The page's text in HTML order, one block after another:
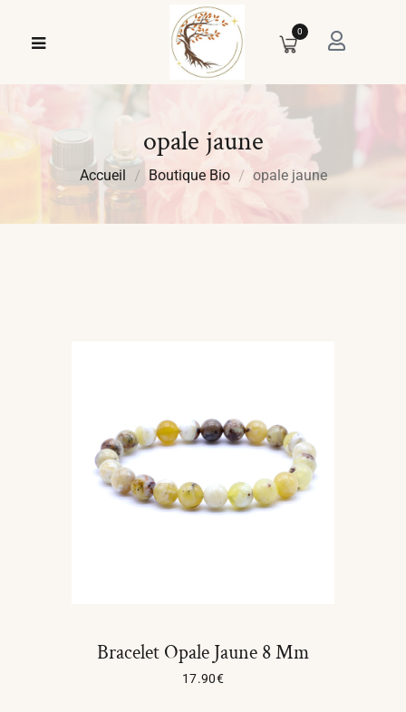
0
opale jaune
Accueil Boutique Bio opale jaune
Bracelet Opale Jaune 8 Mm
17.90€